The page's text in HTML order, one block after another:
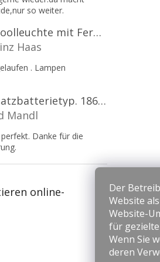
Der
Website
Website-
für
Wenn Sie
deren
so weiter.
RGB-LED-Poolleuchte mit Fernbedienung, 12W, 1260lm, PAR56, 12V, 1+1 gratis!
beträgt 5 von 5 Sternen.
Haas
. Lampen
Solight Ersatzbatterietyp. 18650, 3,7 V, Li-Ion, 2200 mAh [WN900]
beträgt 5 von 5 Sternen.
Mandl
Danke für die
online-